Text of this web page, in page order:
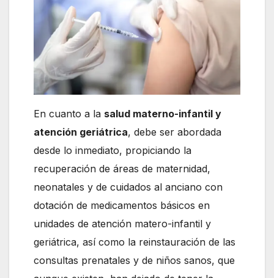
En cuanto a la salud materno-infantil y
atención geriátrica, debe ser abordada
desde lo inmediato, propiciando la
recuperación de áreas de maternidad,
neonatales y de cuidados al anciano con
dotación de medicamentos básicos en
unidades de atención matero-infantil y
geriátrica, así como la reinstauración de las
consultas prenatales y de niños sanos, que